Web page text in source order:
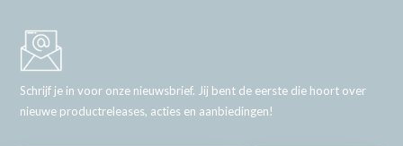
Schrijf je in voor onze nieuwsbrief. Jij bent de eerste die hoort over
nieuwe productreleases, acties en aanbiedingen!